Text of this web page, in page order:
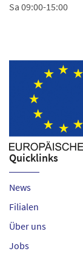
Sa 09:00-15:00
Quicklinks
News
Filialen
Über uns
Jobs